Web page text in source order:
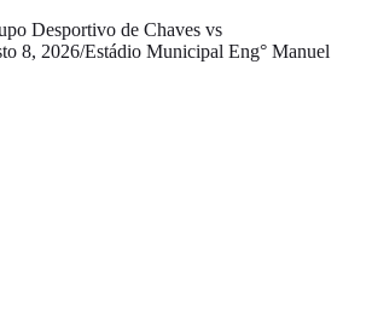
Desportivo de Chaves vs
8, 2026/Estádio Municipal Eng° Manuel